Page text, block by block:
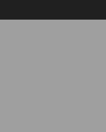
direct